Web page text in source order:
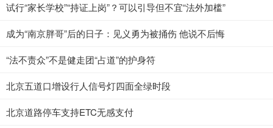
试行“家长学校”“持证上岗”？可以引导但不宜“法外加槛”
成为“南京胖哥”后的日子：见义勇为被捅伤 他说不后悔
“法不责众”不是健走团“占道”的护身符
北京五道口增设行人信号灯四面全绿时段
北京道路停车支持ETC无感支付